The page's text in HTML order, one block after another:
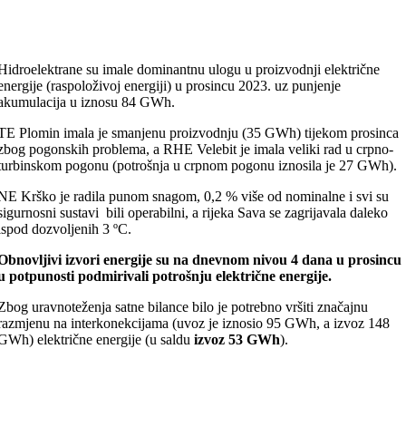
su imale dominantnu ulogu u proizvodnji električne
(raspoloživoj energiji) u prosincu 2023. uz punjenje
u iznosu 84 GWh.
Plomin imala je smanjenu proizvodnju (35 GWh) tijekom prosinca
pogonskih problema, a RHE Velebit je imala veliki rad u crpno-
pogonu (potrošnja u crpnom pogonu iznosila je 27 GWh).
Krško je radila punom snagom, 0,2 % više od nominalne i svi su
sustavi bili operabilni, a rijeka Sava se zagrijavala daleko
dozvoljenih 3 ºC.
izvori energije su na dnevnom nivou 4 dana u prosincu
potpunosti podmirivali potrošnju električne energije.
uravnoteženja satne bilance bilo je potrebno vršiti značajnu
na interkonekcijama (uvoz je iznosio 95 GWh, a izvoz 148
električne energije (u salduizvoz 53 GWh).